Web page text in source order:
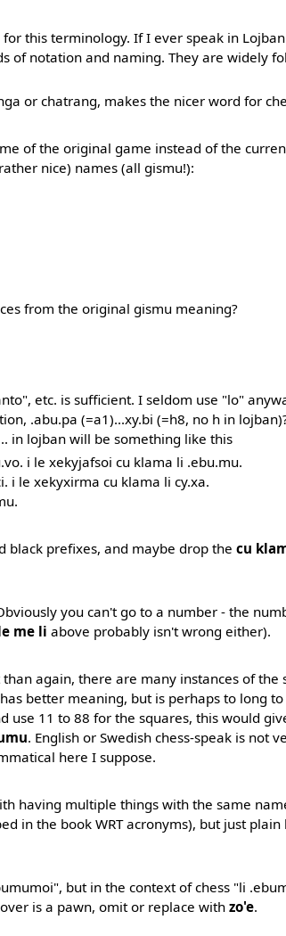
this terminology. If I ever speak in
of notation and naming. They are widely
or chatrang, makes the nicer word for
of the original game instead of the
nice) names (all gismu!):
from the original gismu meaning?
etc. is sufficient. I seldom use "lo"
.abu.pa (=a1)...xy.bi (=h8, no h in
in lojban will be something like this
i le xekyjafsoi cu klama li .ebu.mu.
i le xekyxirma cu klama li cy.xa.
black prefixes, and maybe drop the cu
you can't go to a number - the
me li above probably isn't wrong either).
again, there are many instances of the
better meaning, but is perhaps to long to
use 11 to 88 for the squares, this would
. English or Swedish chess-speak is not
here I suppose.
having multiple things with the same
in the book WRT acronyms), but just
but in the context of chess "li
is a pawn, omit or replace withzo'e.